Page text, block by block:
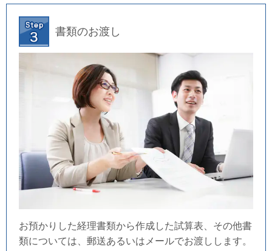
書類のお渡し
お預かりした経理書類から作成した試算表、その他書
類については、郵送あるいはメールでお渡しします。